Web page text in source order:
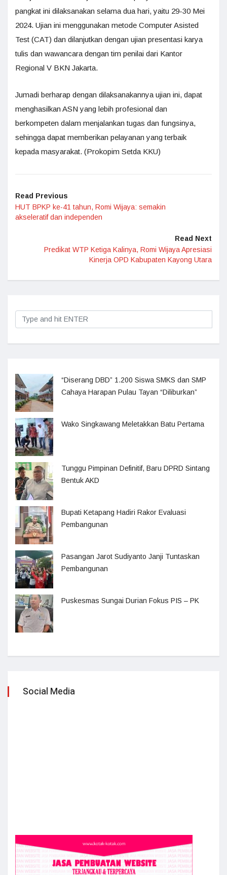
pangkat ini dilaksanakan selama dua hari, yaitu 29-30 Mei
2024. Ujian ini menggunakan metode Computer Asisted
Test (CAT) dan dilanjutkan dengan ujian presentasi karya
tulis dan wawancara dengan tim penilai dari Kantor
Regional V BKN Jakarta.
Jumadi berharap dengan dilaksanakannya ujian ini, dapat
menghasilkan ASN yang lebih profesional dan
berkompeten dalam menjalankan tugas dan fungsinya,
sehingga dapat memberikan pelayanan yang terbaik
kepada masyarakat. (Prokopim Setda KKU)
Read Previous
HUT BPKP ke-41 tahun, Romi Wijaya: semakin
akseleratif dan independen
Read Next
Predikat WTP Ketiga Kalinya, Romi Wijaya Apresiasi
Kinerja OPD Kabupaten Kayong Utara
“Diserang DBD” 1.200 Siswa SMKS dan SMP
Cahaya Harapan Pulau Tayan “Diliburkan”
Wako Singkawang Meletakkan Batu Pertama
Tunggu Pimpinan Definitif, Baru DPRD Sintang
Bentuk AKD
Bupati Ketapang Hadiri Rakor Evaluasi
Pembangunan
Pasangan Jarot Sudiyanto Janji Tuntaskan
Pembangunan
Puskesmas Sungai Durian Fokus PIS – PK
Social Media